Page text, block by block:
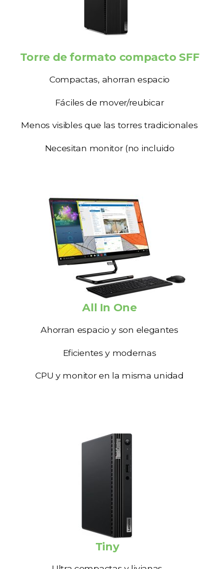
Torre de formato compacto SFF
Compactas, ahorran espacio
Fáciles de mover/reubicar
Menos visibles que las torres tradicionales
Necesitan monitor (no incluido
All In One
Ahorran espacio y son elegantes
Eficientes y modernas
CPU y monitor en la misma unidad
Tiny